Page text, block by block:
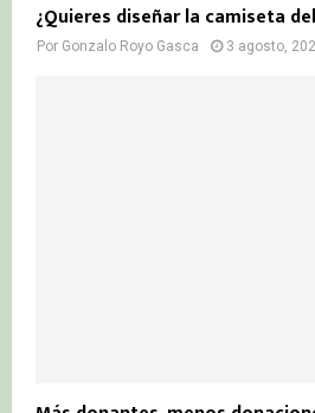
¿Quieres diseñar la camiseta
Por Gonzalo Royo Gasca 3 agosto,